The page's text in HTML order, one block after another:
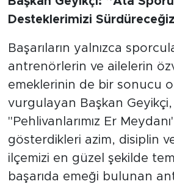
Desteklerimizi
Başarıların yalnızca
antrenörlerin ve ailelerin
emeklerinin de bir sonucu
vurgulayan Başkan Geyikçi,
"Pehlivanlarımız Er
gösterdikleri azim, disiplin
ilçemizi en güzel şekilde
başarıda emeği bulunan